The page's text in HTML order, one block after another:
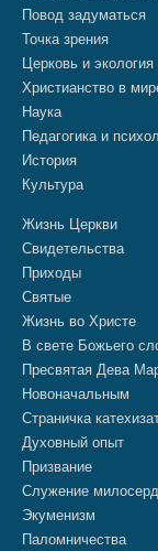
Повод задуматься
Точка зрения
Церковь и экология
Христианство в
Наука
Педагогика и
История
Культура
Жизнь Церкви
Свидетельства
Приходы
Святые
Жизнь во Христе
В свете Божьего
Пресвятая Дева
Новоначальным
Страничка
Духовный опыт
Призвание
Служение
Экуменизм
Паломничества